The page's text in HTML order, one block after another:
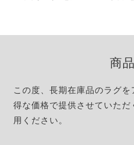
商
この度、長期在庫品のラグ
得な価格で提供させていただ
用ください。